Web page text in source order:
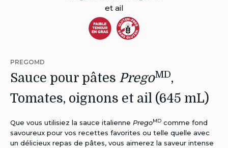
Faible
en
gras
Sans
Gluten
PREGOMD
Sauce pour pâtes PregoMD,
Tomates, oignons et ail (645 mL)
Que vous utilisiez la sauce italienne PregoMD comme fond
savoureux pour vos recettes favorites ou telle quelle avec
un délicieux repas de pâtes, vous aimerez la saveur intense